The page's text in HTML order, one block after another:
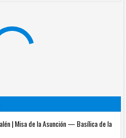
| Misa de la Asunción — Basílica de la